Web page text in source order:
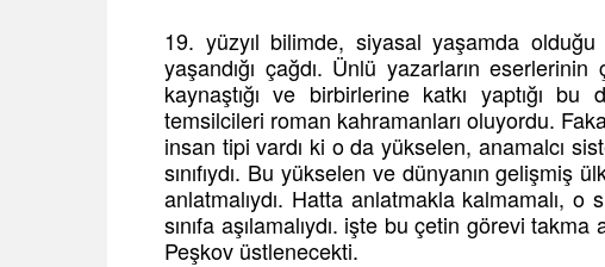
19. yüzyıl bilimde, siyasal yaşamda
yaşandığı çağdı. Ünlü yazarların
kaynaştığı ve birbirlerine katkı yaptığı
temsilcileri roman kahramanları oluyordu.
insan tipi vardı ki o da yükselen, anamalcı
sınıfıydı. Bu yükselen ve dünyanın gelişmiş
anlatmalıydı. Hatta anlatmakla kalmamalı, o
sınıfa aşılamalıydı. işte bu çetin görevi
Peşkov üstlenecekti.